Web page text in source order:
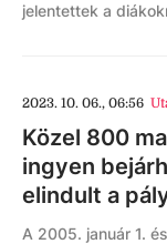
jelentettek a
2023. 10. 06., 06:56
Közel 800
ingyen
elindult a
A 2005. január 1.